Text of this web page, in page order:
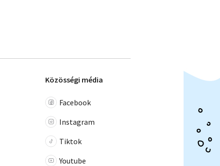
Közösségi média
Facebook
Instagram
Tiktok
Youtube